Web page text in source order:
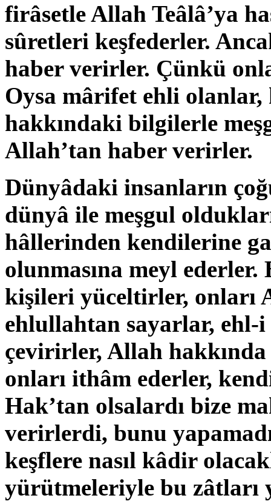
firâsetle Allah Teâlâ’ya
sûretleri keşfederler.
haber verirler. Çünkü
Oysa mârifet ehli olanlar,
hakkındaki bilgilerle
Allah’tan haber verirler.
Dünyâdaki insanların
dünyâ ile meşgul
hâllerinden kendilerine
olunmasına meyl
kişileri yüceltirler, onları
ehlullahtan sayarlar, ehl-
çevirirler, Allah
onları ithâm ederler,
Hak’tan olsalardı bize
verirlerdi, bunu
keşflere nasıl kâdir
yürütmeleriyle bu zâtları